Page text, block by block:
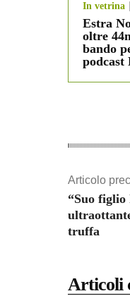
In vetrina
Estra
oltre
bando
podcast
Articolo
“Suo figlio
truffa
Articoli